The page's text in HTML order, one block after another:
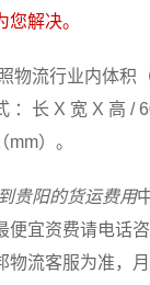
解决。
物流行业内体积
：长 X 宽 X 高 /
）。
贵阳的货运费用
便宜资费请电话
物流客服为准，